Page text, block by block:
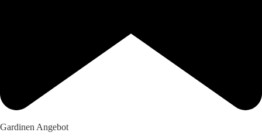
Gardinen Angebot